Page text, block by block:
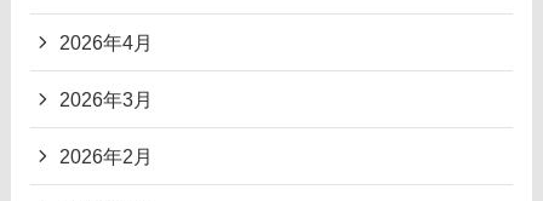
2026年4月
2026年3月
2026年2月